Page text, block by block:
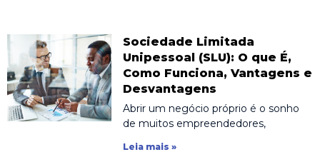
Sociedade Limitada
Unipessoal (SLU): O que É,
Como Funciona, Vantagens e
Desvantagens
Abrir um negócio próprio é o sonho
de muitos empreendedores,
Leia mais »